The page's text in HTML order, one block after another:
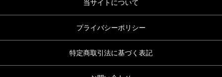
当サイトについて
プライバシーポリシー
特定商取引法に基づく表記